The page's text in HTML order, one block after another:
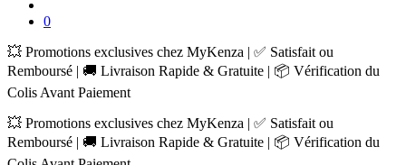
0
💥 Promotions exclusives chez MyKenza | ✅ Satisfait ou
Remboursé | 🚚 Livraison Rapide & Gratuite | 📦 Vérification du
Colis Avant Paiement
💥 Promotions exclusives chez MyKenza | ✅ Satisfait ou
Remboursé | 🚚 Livraison Rapide & Gratuite | 📦 Vérification du